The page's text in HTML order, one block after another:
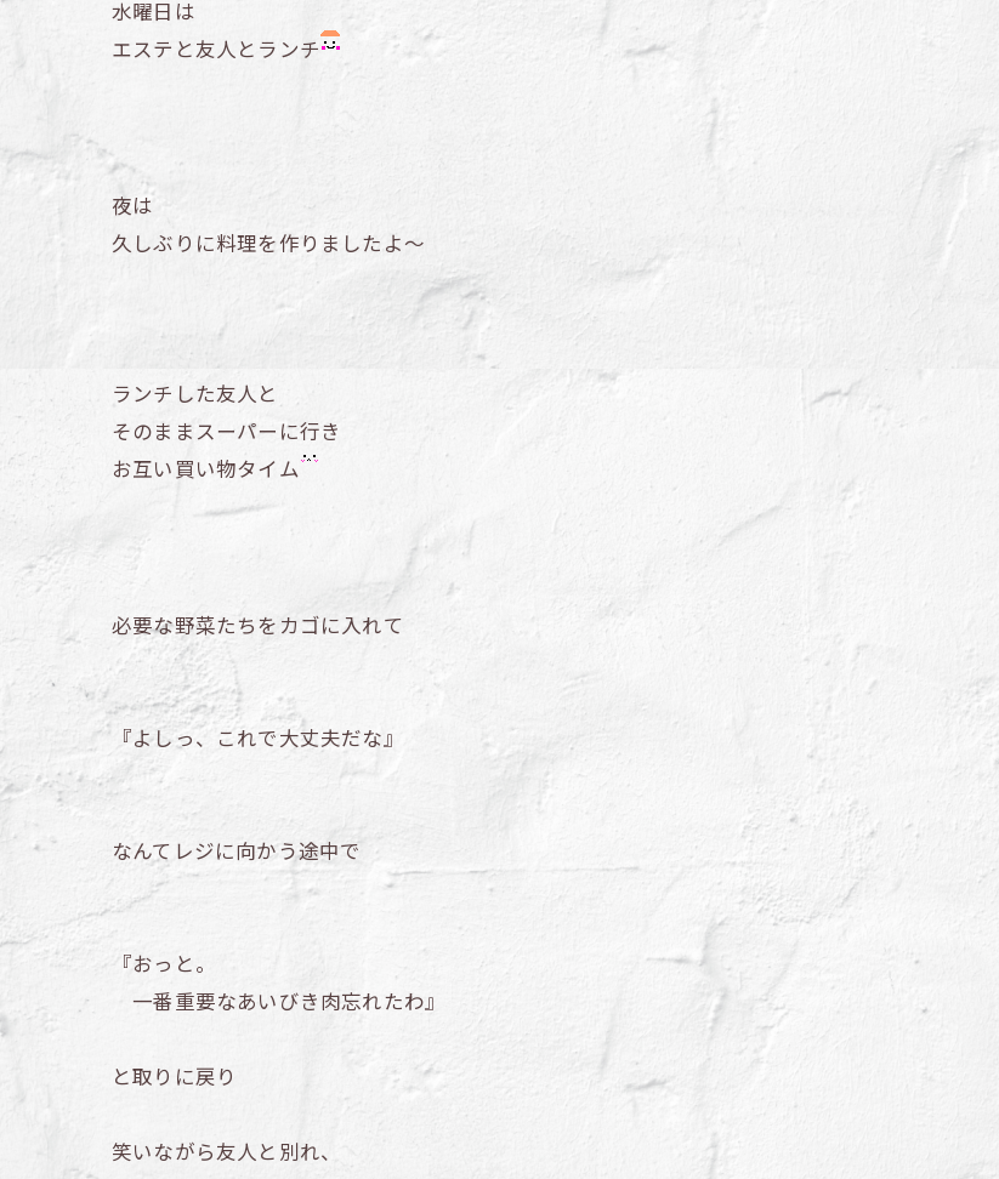
水曜日は
エステと友人とランチ
夜は
久しぶりに料理を作りましたよ～
ランチした友人と
そのままスーパーに行き
お互い買い物タイム
必要な野菜たちをカゴに入れて
『よしっ、これで大丈夫だな』
なんてレジに向かう途中で
『おっと。
一番重要なあいびき肉忘れたわ』
と取りに戻り
笑いながら友人と別れ、